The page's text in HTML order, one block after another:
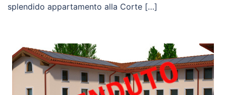
splendido appartamento alla Corte […]